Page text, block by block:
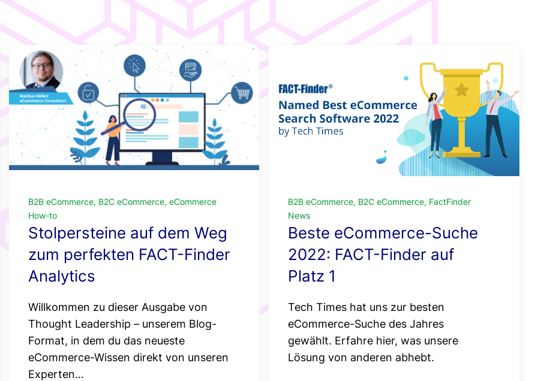
Intuitive
Navigation
Einfaches
Merchandising
Consumer
Electronics
Shop-
Audit
Pricing
Support
Integration
B2B eCommerce, B2C eCommerce, eCommerce
How-to
Stolpersteine auf dem Weg
zum perfekten FACT-Finder
Analytics
Willkommen zu dieser Ausgabe von
Thought Leadership – unserem Blog-
Format, in dem du das neueste
eCommerce-Wissen direkt von unseren
Experten…
B2B eCommerce, B2C eCommerce, FactFinder
News
Beste eCommerce-Suche
2022: FACT-Finder auf
Platz 1
Tech Times hat uns zur besten
eCommerce-Suche des Jahres
gewählt. Erfahre hier, was unsere
Lösung von anderen abhebt.